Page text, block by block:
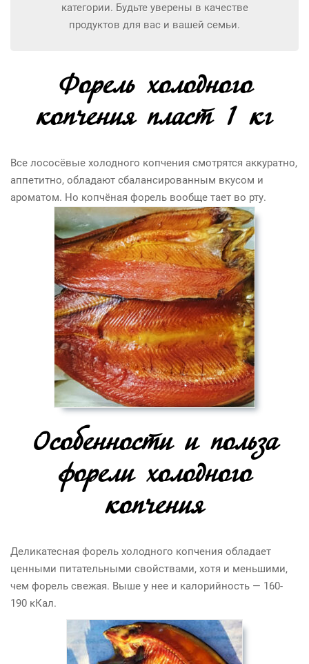
категории. Будьте уверены в качестве
продуктов для вас и вашей семьи.
Форель холодного
копчения пласт 1 кг
Все лососёвые холодного копчения смотрятся аккуратно,
аппетитно, обладают сбалансированным вкусом и
ароматом. Но копчёная форель вообще тает во рту.
Особенности и польза
форели холодного
копчения
Деликатесная форель холодного копчения обладает
ценными питательными свойствами, хотя и меньшими,
чем форель свежая. Выше у нее и калорийность — 160-
190 кКал.